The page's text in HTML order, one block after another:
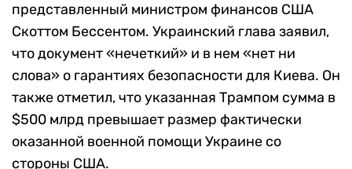
представленный министром финансов США
Скоттом Бессентом. Украинский глава заявил,
что документ «нечеткий» и в нем «нет ни
слова» о гарантиях безопасности для Киева. Он
также отметил, что указанная Трампом сумма в
$500 млрд превышает размер фактически
оказанной военной помощи Украине со
стороны США.